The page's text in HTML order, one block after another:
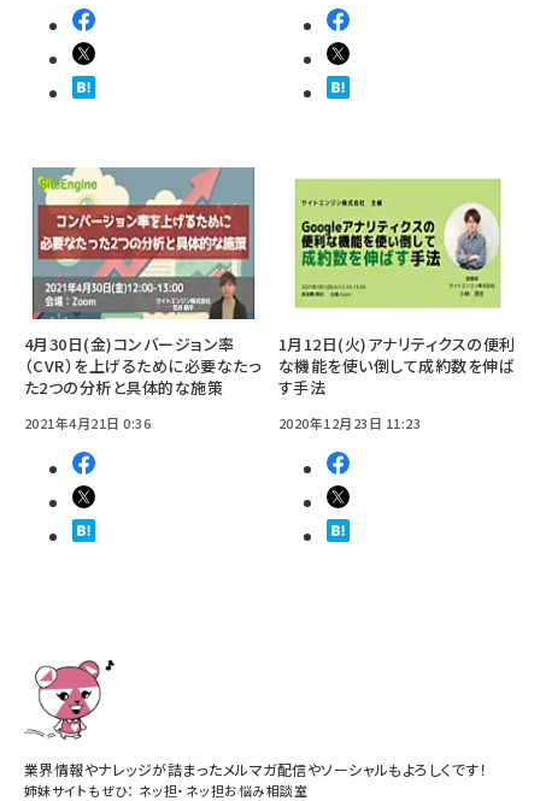
4月30日(金)コンバージョン率
（CVR）を上げるために必要なたっ
た2つの分析と具体的な施策
2021年4月21日 0:36
1月12日(火)アナリティクスの便利
な機能を使い倒して成約数を伸ば
す手法
2020年12月23日 11:23
業界情報やナレッジが詰まったメルマガ配信やソーシャルもよろしくです！
姉妹サイトもぜひ： ネッ担・ ネッ担お悩み相談室